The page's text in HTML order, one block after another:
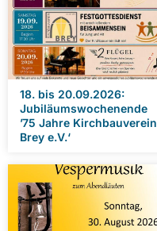
18. bis 20.09.2026:
Jubiläumswochenende
’75 Jahre Kirchbauverein
Brey e.V.‘